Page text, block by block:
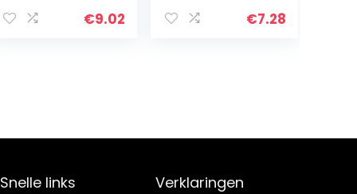
Family And
€9.02
€7.28
Snelle links Verklaringen